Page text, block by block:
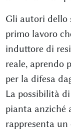
Gli autori dello
primo lavoro
induttore di
reale, aprendo
per la difesa
La possibilità
pianta anziché
rappresenta